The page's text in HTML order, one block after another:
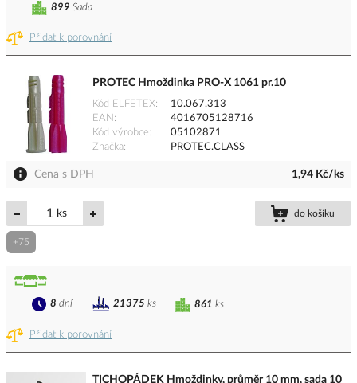
Přidat k porovnání
899 Sada
PROTEC Hmoždinka PRO-X 1061 pr.10
Kód ELFETEX
10.067.313
EAN
4016705128716
Kód výrobce
05102871
Značka
PROTEC.CLASS
Cena s DPH 1,94 Kč/ks
ks do košíku
+75
Přidat k porovnání
861 ks
8 dní 21375 ks
TICHOPÁDEK Hmoždinky, průměr 10 mm, sada 10